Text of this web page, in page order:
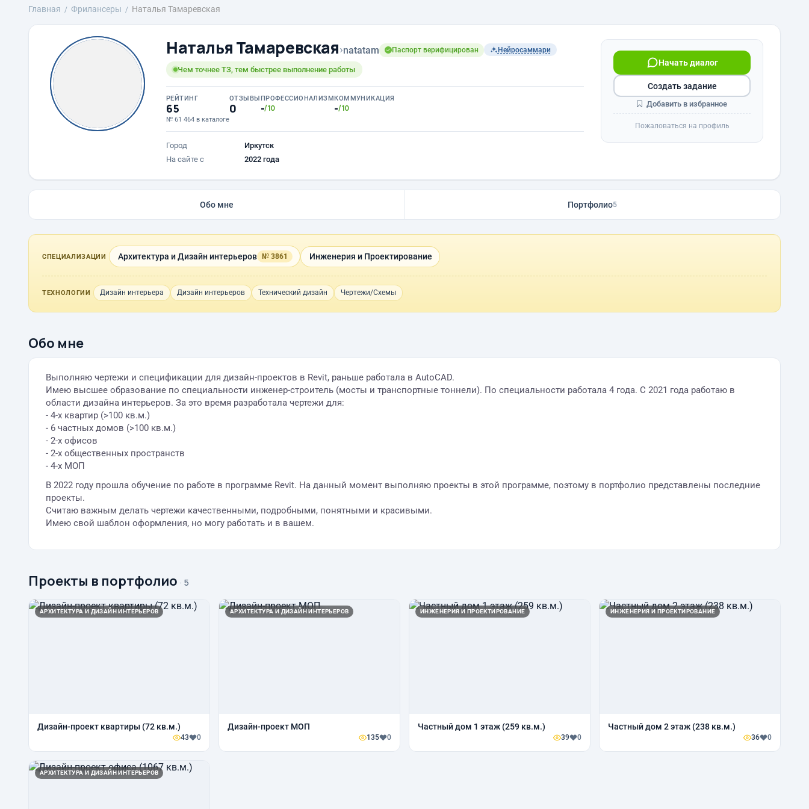
Главная Фрилансеры Наталья Тамаревская
Наталья Тамаревская›natatam Паспорт верифицирован Нейросаммари
Чем точнее ТЗ, тем быстрее выполнение работы
РЕЙТИНГ
65
№ 61 464 в каталоге
ОТЗЫВЫ
0
ПРОФЕССИОНАЛИЗМ
-/10
КОММУНИКАЦИЯ
-/10
Город
Иркутск
На сайте с
2022 года
Начать диалог
Создать задание
Добавить в избранное
Пожаловаться на профиль
Обо мне Портфолио5
СПЕЦИАЛИЗАЦИИ Архитектура и Дизайн интерьеров № 3861 Инженерия и Проектирование
ТЕХНОЛОГИИ Дизайн интерьера Дизайн интерьеров Технический дизайн Чертежи/Схемы
Обо мне
Выполняю чертежи и спецификации для дизайн-проектов в Revit, раньше работала в AutoCAD.
Имею высшее образование по специальности инженер-строитель (мосты и транспортные тоннели). По специальности работала 4 года. С 2021 года работаю в
области дизайна интерьеров. За это время разработала чертежи для:
- 4-х квартир (>100 кв.м.)
- 6 частных домов (>100 кв.м.)
- 2-х офисов
- 2-х общественных пространств
- 4-х МОП
В 2022 году прошла обучение по работе в программе Revit. На данный момент выполняю проекты в этой программе, поэтому в портфолио представлены последние
проекты.
Считаю важным делать чертежи качественными, подробными, понятными и красивыми.
Имею свой шаблон оформления, но могу работать и в вашем.
Проекты в портфолио · 5
АРХИТЕКТУРА И ДИЗАЙН ИНТЕРЬЕРОВ
Дизайн-проект квартиры (72 кв.м.)
43 0
АРХИТЕКТУРА И ДИЗАЙН ИНТЕРЬЕРОВ
Дизайн-проект МОП
135 0
ИНЖЕНЕРИЯ И ПРОЕКТИРОВАНИЕ
Частный дом 1 этаж (259 кв.м.)
39 0
ИНЖЕНЕРИЯ И ПРОЕКТИРОВАНИЕ
Частный дом 2 этаж (238 кв.м.)
36 0
АРХИТЕКТУРА И ДИЗАЙН ИНТЕРЬЕРОВ